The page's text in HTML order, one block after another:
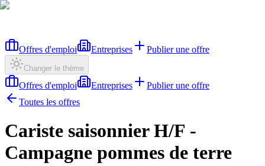
Offres d'emploi Entreprises Publier une offre
Changer le thème
Offres d'emploi Entreprises
Publier une offre
Toutes les offres
Cariste saisonnier H/F -
Campagne pommes de terre